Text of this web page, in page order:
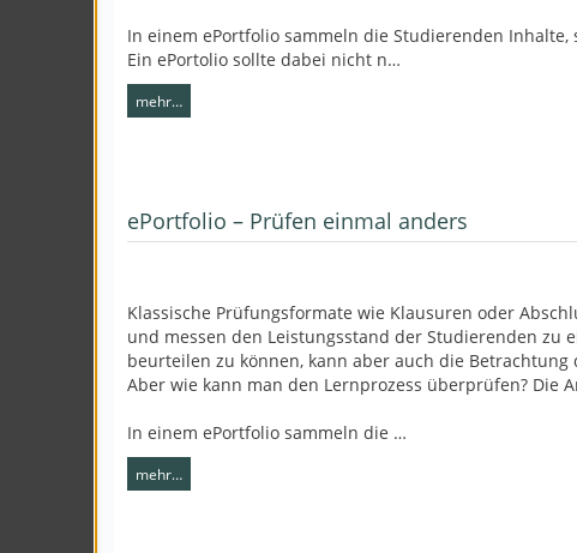
In einem ePortfolio sammeln die Studierenden
Ein ePortolio sollte dabei nicht n…
mehr…
ePortfolio – Prüfen einmal anders
Klassische Prüfungsformate wie Klausuren oder
und messen den Leistungsstand der Studierenden zu
beurteilen zu können, kann aber auch die
Aber wie kann man den Lernprozess überprüfen? Die
In einem ePortfolio sammeln die …
mehr…